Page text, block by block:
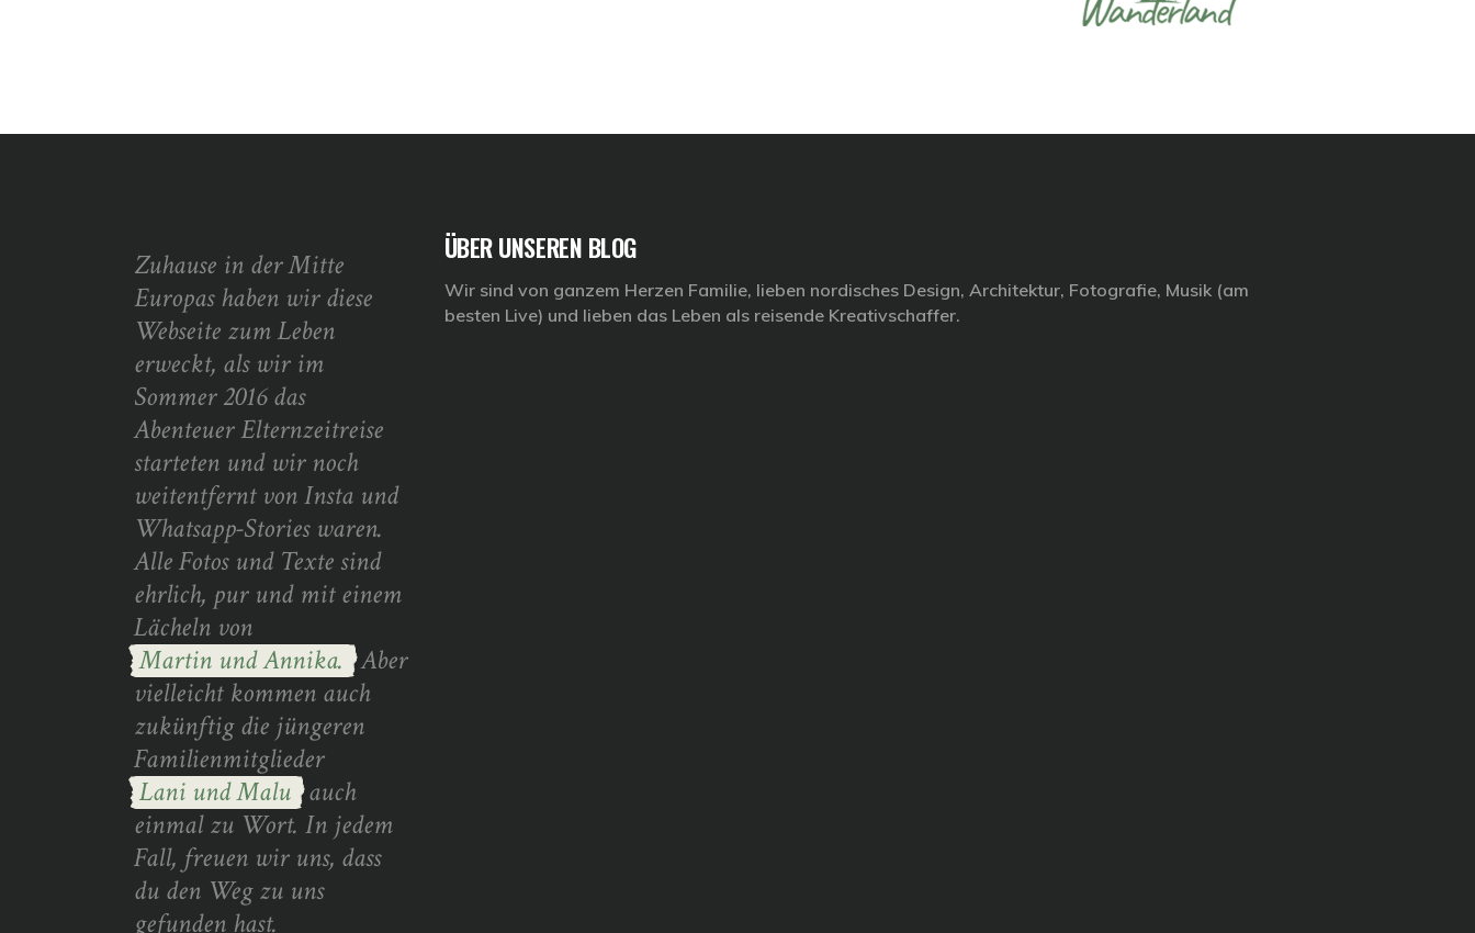
Zuhause in der Mitte
Europas haben wir diese
Webseite zum Leben
erweckt, als wir im
Sommer 2016 das
Abenteuer Elternzeitreise
starteten und wir noch
weitentfernt von Insta und
Whatsapp-Stories waren.
Alle Fotos und Texte sind
ehrlich, pur und mit einem
Lächeln von
Martin und Annika. Aber
vielleicht kommen auch
zukünftig die jüngeren
Familienmitglieder
Lani und Malu auch
einmal zu Wort. In jedem
Fall, freuen wir uns, dass
du den Weg zu uns
gefunden hast.
ÜBER UNSEREN BLOG
Wir sind von ganzem Herzen Familie, lieben nordisches Design, Architektur, Fotografie, Musik (am
besten Live) und lieben das Leben als reisende Kreativschaffer.